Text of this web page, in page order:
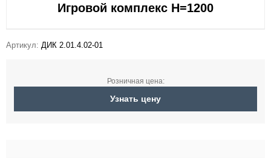
Игровой комплекс H=1200
Артикул: ДИК 2.01.4.02-01
Розничная цена:
Узнать цену